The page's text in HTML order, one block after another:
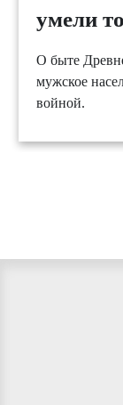
умели
О быте
мужское
войной.